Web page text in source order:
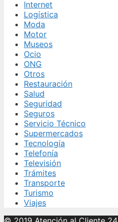
Internet
Logística
Moda
Motor
Museos
Ocio
ONG
Otros
Restauración
Salud
Seguridad
Seguros
Servicio Técnico
Supermercados
Tecnología
Telefonía
Televisión
Trámites
Transporte
Turismo
Viajes